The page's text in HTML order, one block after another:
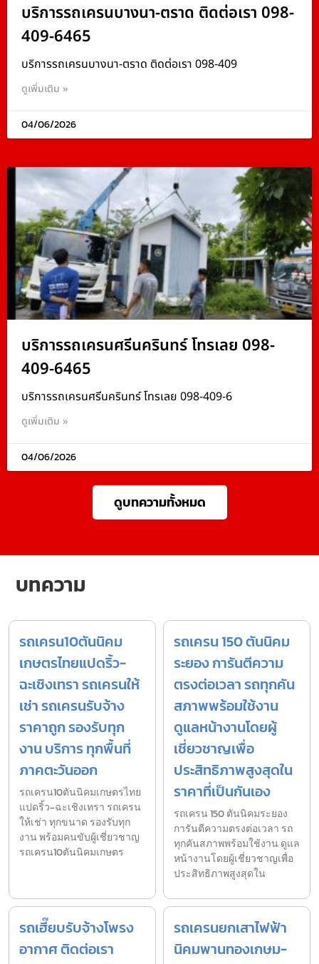
บริการรถเครนบางนา-ตราด ติดต่อเรา 098-
409-6465
บริการรถเครนบางนา-ตราด ติดต่อเรา 098-409
ดูเพิ่มเติม »
04/06/2026
บริการรถเครนศรีนครินทร์ โทรเลย 098-
409-6465
บริการรถเครนศรีนครินทร์ โทรเลย 098-409-6
ดูเพิ่มเติม »
04/06/2026
ดูบทความทั้งหมด
บทความ
รถเครน10ตันนิคม
เกษตรไทยแปดริ้ว-
ฉะเชิงเทรา รถเครนให้
เช่า รถเครนรับจ้าง
ราคาถูก รองรับทุก
งาน บริการ ทุกพื้นที่
ภาคตะวันออก
รถเครน10ตันนิคมเกษตรไทย
แปดริ้ว-ฉะเชิงเทรา รถเครน
ให้เช่า ทุกขนาด รองรับทุก
งาน พร้อมคนขับผู้เชี่ยวชาญ
รถเครน10ตันนิคมเกษตร
รถเครน 150 ตันนิคม
ระยอง การันตีความ
ตรงต่อเวลา รถทุกคัน
สภาพพร้อมใช้งาน
ดูแลหน้างานโดยผู้
เชี่ยวชาญเพื่อ
ประสิทธิภาพสูงสุดใน
ราคาที่เป็นกันเอง
รถเครน 150 ตันนิคมระยอง
การันตีความตรงต่อเวลา รถ
ทุกคันสภาพพร้อมใช้งาน ดูแล
หน้างานโดยผู้เชี่ยวชาญเพื่อ
ประสิทธิภาพสูงสุดใน
รถเฮี๊ยบรับจ้างโพรง
อากาศ ติดต่อเรา
รถเครนยกเสาไฟฟ้า
นิคมพานทองเกษม-